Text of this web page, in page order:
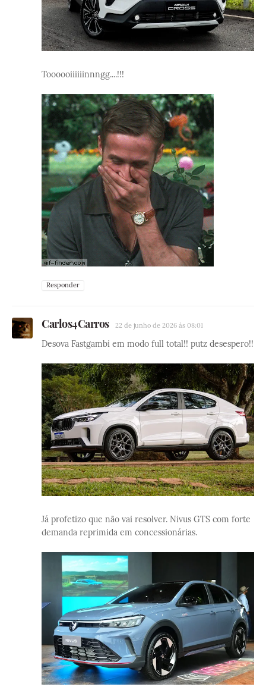
Toooooiiiiiinnngg....!!!
Responder
Carlos4Carros 22 de junho de 2026 às 08:01
Desova Fastgambi em modo full total!! putz desespero!!
Já profetizo que não vai resolver. Nivus GTS com forte
demanda reprimida em concessionárias.